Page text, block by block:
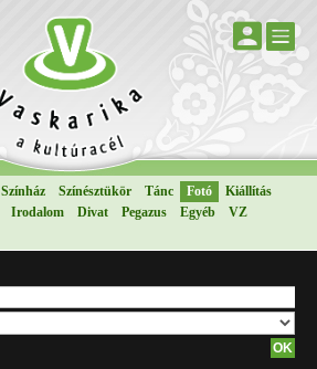
Színház Színésztükör Tánc Fotó
Kiállítás
Irodalom Divat Pegazus Egyéb
VZ